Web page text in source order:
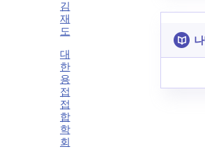
김
재
도
대
한
용
접
접
합
학
회